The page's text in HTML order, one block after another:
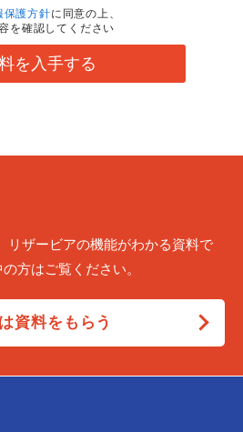
保護方針に同意の上、
を確認してください
を入手する
リザービアの機能がわかる資料で
方はご覧ください。
資料をもらう